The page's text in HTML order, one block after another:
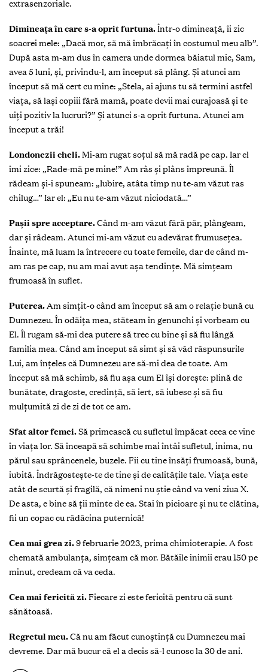
extrasenzoriale.
Dimineața în care s-a oprit furtuna.Într-o dimineață, îi zic
soacrei mele: „Dacă mor, să mă îmbrăcați în costumul meu alb”.
După asta m-am dus în camera unde dormea băiatul mic, Sam,
avea 5 luni, și, privindu-l, am început să plâng. Și atunci am
început să mă cert cu mine: „Stela, ai ajuns tu să termini astfel
viața, să lași copiii fără mamă, poate devii mai curajoasă și te
uiți pozitiv la lucruri?” Și atunci s-a oprit furtuna. Atunci am
început a trăi!
Londonezii cheli.Mi-am rugat soțul să mă radă pe cap. Iar el
îmi zice: „Rade-mă pe mine!” Am râs și plâns împreună. Îl
rădeam și-i spuneam: „Iubire, atâta timp nu te-am văzut ras
chilug…” Iar el: „Eu nu te-am văzut niciodată…”
Pașii spre acceptare.Când m-am văzut fără păr, plângeam,
dar și râdeam. Atunci mi-am văzut cu adevărat frumusețea.
Înainte, mă luam la întrecere cu toate femeile, dar de când m-
am ras pe cap, nu am mai avut așa tendințe. Mă simțeam
frumoasă în suflet.
Puterea. Am simțit-o când am început să am o relație bună cu
Dumnezeu. În odăița mea, stăteam în genunchi și vorbeam cu
El. Îl rugam să-mi dea putere să trec cu bine și să fiu lângă
familia mea. Când am început să simt și să văd răspunsurile
Lui, am înțeles că Dumnezeu are să-mi dea de toate. Am
început să mă schimb, să fiu așa cum El își dorește: plină de
bunătate, dragoste, credință, să iert, să iubesc și să fiu
mulțumită zi de zi de tot ce am.
Sfat altor femei.Să primească cu sufletul împăcat ceea ce vine
în viața lor. Să înceapă să schimbe mai întâi sufletul, inima, nu
părul sau sprâncenele, buzele. Fii cu tine însăți frumoasă, bună,
iubită. Îndrăgostește-te de tine și de calitățile tale. Viața este
atât de scurtă și fragilă, că nimeni nu știe când va veni ziua X.
De asta, e bine să ții minte de ea. Stai în picioare și nu te clătina,
fii un copac cu rădăcina puternică!
Cea mai grea zi.9 februarie 2023, prima chimioterapie. A fost
chemată ambulanța, simțeam că mor. Bătăile inimii erau 150 pe
minut, credeam că va ceda.
Cea mai fericită zi.Fiecare zi este fericită pentru că sunt
sănătoasă.
Regretul meu.Că nu am făcut cunoștință cu Dumnezeu mai
devreme. Dar mă bucur că el a decis să-l cunosc la 30 de ani.